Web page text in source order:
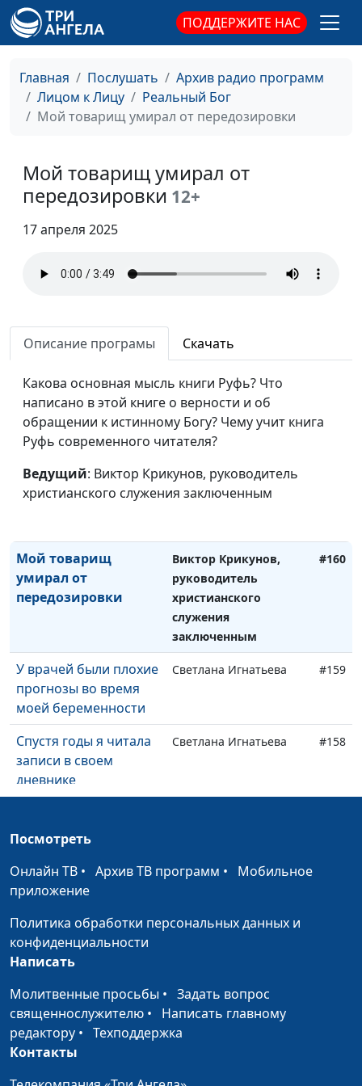
ПОДДЕРЖИТЕ НАС
Главная Послушать
Архив радио программ
Лицом к Лицу
Реальный Бог
Мой товарищ умирал от передозировки
Мой товарищ умирал от
передозировки 12+
17 апреля 2025
Описание програмы Скачать
Какова основная мысль книги Руфь? Что
написано в этой книге о верности и об
обращении к истинному Богу? Чему учит книга
Руфь современного читателя?
Ведущий: Виктор Крикунов, руководитель
христианского служения заключенным
мою пропажу и зачем
Он это сделал
автовокзале
Как Бог остановил
Степан Аваков
Как Бог меня удивил Степан Аваков
Как Бог меня
разбудил
Степан Аваков
история на пути из
С детства любил
Роман Седов
Каким чудом я здесь
оказался
Роман Седов
Где найти аэродром?
Как дать людям
чувство, что они
Роман Седов
Мой товарищ
умирал от
передозировки
Виктор Крикунов,
руководитель
христианского
служения
заключенным
#160
У врачей были плохие
прогнозы во время
моей беременности
Светлана Игнатьева #159
Спустя годы я читала
записи в своем
дневнике
Светлана Игнатьева #158
своему смертельно
больному дяде
Как обрести духовную
близость? Опыт из
личной жизни
Мечтай вместе с
Принимая решение, я
не жду Божьего
ответа
Михаил Лазарь,
священнослужитель
Проблемы есть, а Михаил Лазарь,
Посмотреть
Онлайн ТВ • Архив ТВ программ • Мобильное
приложение
Политика обработки персональных данных и
конфиденциальности
Написать
Молитвенные просьбы • Задать вопрос
священнослужителю • Написать главному
редактору • Техподдержка
Контакты